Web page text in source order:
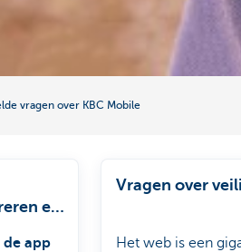
vragen over KBC Mobile
en
de app
Vragen over
Het web is een